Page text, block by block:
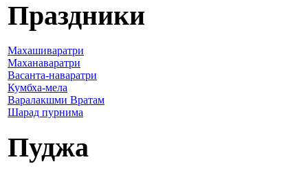
Праздники
Махашиваратри
Маханаваратри
Васанта-наваратри
Кумбха-мела
Варалакшми Вратам
Шарад пурнима
Пуджа